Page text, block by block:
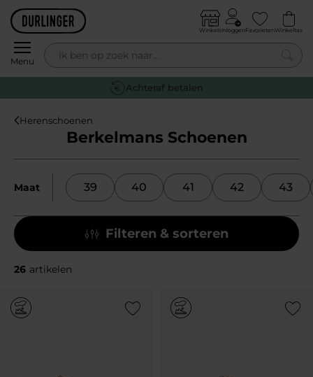
Skip to content
Menu
WinkelsInloggenFavorietenWinkeltas
0
Achteraf betalen
Herenschoenen
Berkelmans Schoenen
Maat 39 40 41 42 43
Filteren & sorteren
26 artikelen
Add to Wishlist Add to